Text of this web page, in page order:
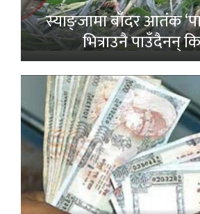
स्याङ्जामा बाँदर आतंक
भित्राउनै पाउँदैनन्